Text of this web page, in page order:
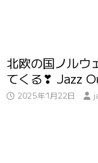
北欧の国ノルウ
てくる❣ Jazz
2025年1月22日